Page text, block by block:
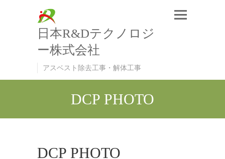
日本R&Dテクノロジ
ー株式会社
アスベスト除去工事・解体工事
DCP PHOTO
DCP PHOTO